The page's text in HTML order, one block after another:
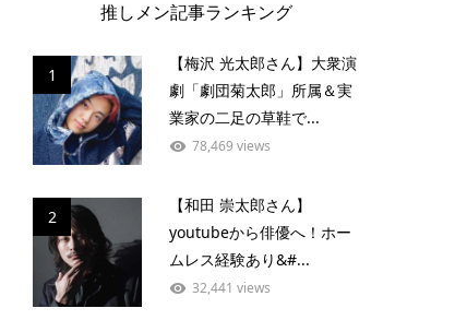
推しメン記事ランキング
1
【梅沢 光太郎さん】大衆演
劇「劇団菊太郎」所属＆実
業家の二足の草鞋で...
78,469 views
2
【和田 崇太郎さん】
youtubeから俳優へ！ホー
ムレス経験あり&#...
32,441 views